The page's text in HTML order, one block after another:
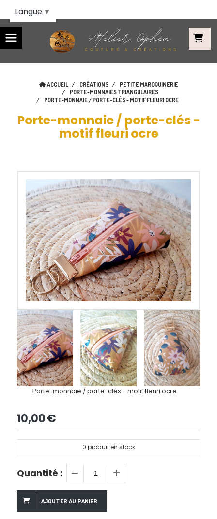
ACCUEIL CRÉATIONS
PETITE MAROQUINERIE
PORTE-MONNAIES TRIANGULAIRES
PORTE-MONNAIE / PORTE-CLÉS - MOTIF FLEURI OCRE
Porte-monnaie / porte-clés -
motif fleuri ocre
Porte-monnaie / porte-clés - motif fleuri ocre
10,00€
0 produit en stock
Quantité :
AJOUTER AU PANIER
Langue ▼